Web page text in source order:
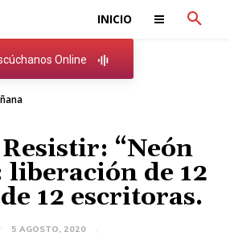
INICIO
Online
“Neón
liberación de 12
12 escritoras.
5 AGOSTO, 2020